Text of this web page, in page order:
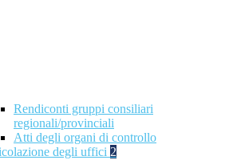
Rendiconti gruppi consiliari
regionali/provinciali
Atti degli organi di controllo
degli uffici 2